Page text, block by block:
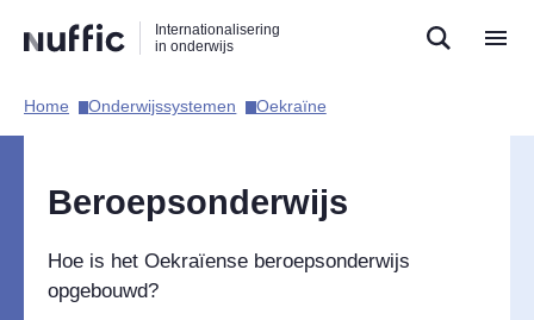
naar
zoekfunctie
naar
hoofdnavigatie
naar
inhoud
Internationalisering
in onderwijs
Hoofdnavigatie
Home​ Onderwijssystemen​ Oekraïne​
Beroepsonderwijs
Hoe is het Oekraïense beroepsonderwijs
opgebouwd?